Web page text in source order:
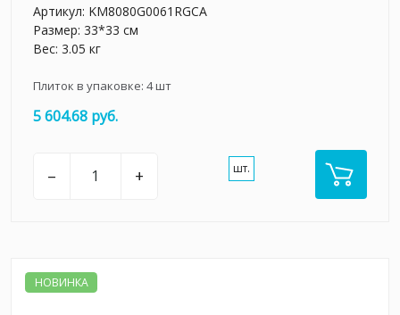
Артикул: KM8080G0061RGCA
Размер: 33*33 см
Вес: 3.05 кг
Плиток в упаковке: 4шт
5 604.68 руб.
– + шт.
НОВИНКА